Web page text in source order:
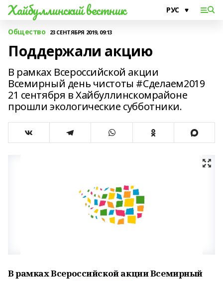
Хайбуллинский вестник
Общество 23 СЕНТЯБРЯ 2019, 09:13
Поддержали акцию
В рамках Всероссийской акции
Всемирный день чистоты #Сделаем2019
21 сентября в Хайбуллинскомрайоне
прошли экологические субботники.
В рамках Всероссийской акции Всемирный